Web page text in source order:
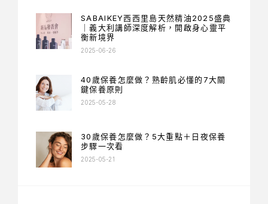
SABAIKEY西西里島天然精油2025盛典
｜義大利講師深度解析，開啟身心靈平
衡新境界
2025-06-26
40歲保養怎麼做？熟齡肌必懂的7大關
鍵保養原則
2025-05-28
30歲保養怎麼做？5大重點＋日夜保養
步驟一次看
2025-05-21